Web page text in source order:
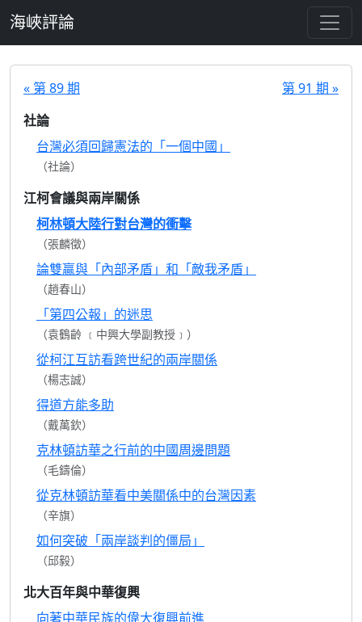
海峽評論
« 第 89 期
第 91 期 »
社論
台灣必須回歸憲法的「一個中國」
（社論）
江柯會議與兩岸關係
柯林頓大陸行對台灣的衝擊
（張麟徵）
論雙贏與「內部矛盾」和「敵我矛盾」
（趙春山）
「第四公報」的迷思
（袁鶴齡 ﹝中興大學副教授﹞）
從柯江互訪看跨世紀的兩岸關係
（楊志誠）
得道方能多助
（戴萬欽）
克林頓訪華之行前的中國周邊問題
（毛鑄倫）
從克林頓訪華看中美關係中的台灣因素
（辛旗）
如何突破「兩岸談判的僵局」
（邱毅）
北大百年與中華復興
向著中華民族的偉大復興前進